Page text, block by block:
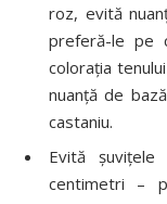
roz, evită
preferă-le pe
coloraţia
nuanţă de
castaniu.
Evită
centimetri –